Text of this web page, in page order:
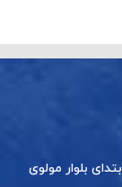
بلوار مولوی